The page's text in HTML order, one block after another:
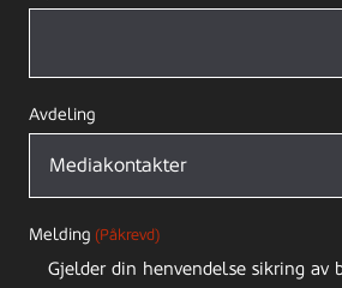
Avdeling
Melding (Påkrevd)
Gjelder din henvendelse sikring av